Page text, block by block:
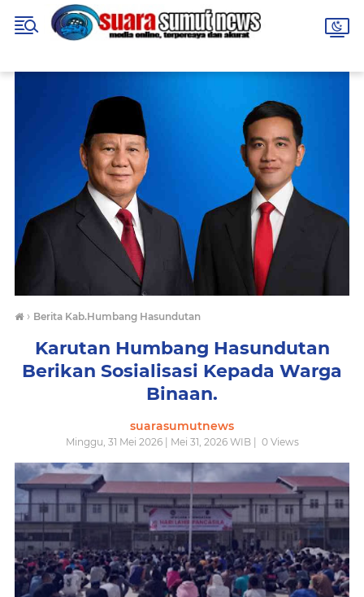
› Berita Kab.Humbang Hasundutan
Karutan Humbang Hasundutan
Berikan Sosialisasi Kepada Warga
Binaan.
suarasumutnews
Minggu, 31 Mei 2026 | Mei 31, 2026 WIB | 0Views